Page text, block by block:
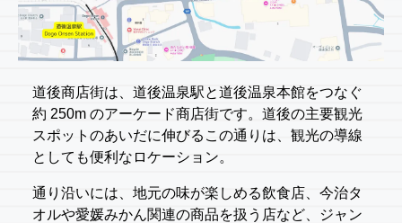
道後商店街は、道後温泉駅と道後温泉本館をつなぐ
約 250m のアーケード商店街です。道後の主要観光
スポットのあいだに伸びるこの通りは、観光の導線
としても便利なロケーション。
通り沿いには、地元の味が楽しめる飲食店、今治タ
オルや愛媛みかん関連の商品を扱う店など、ジャン